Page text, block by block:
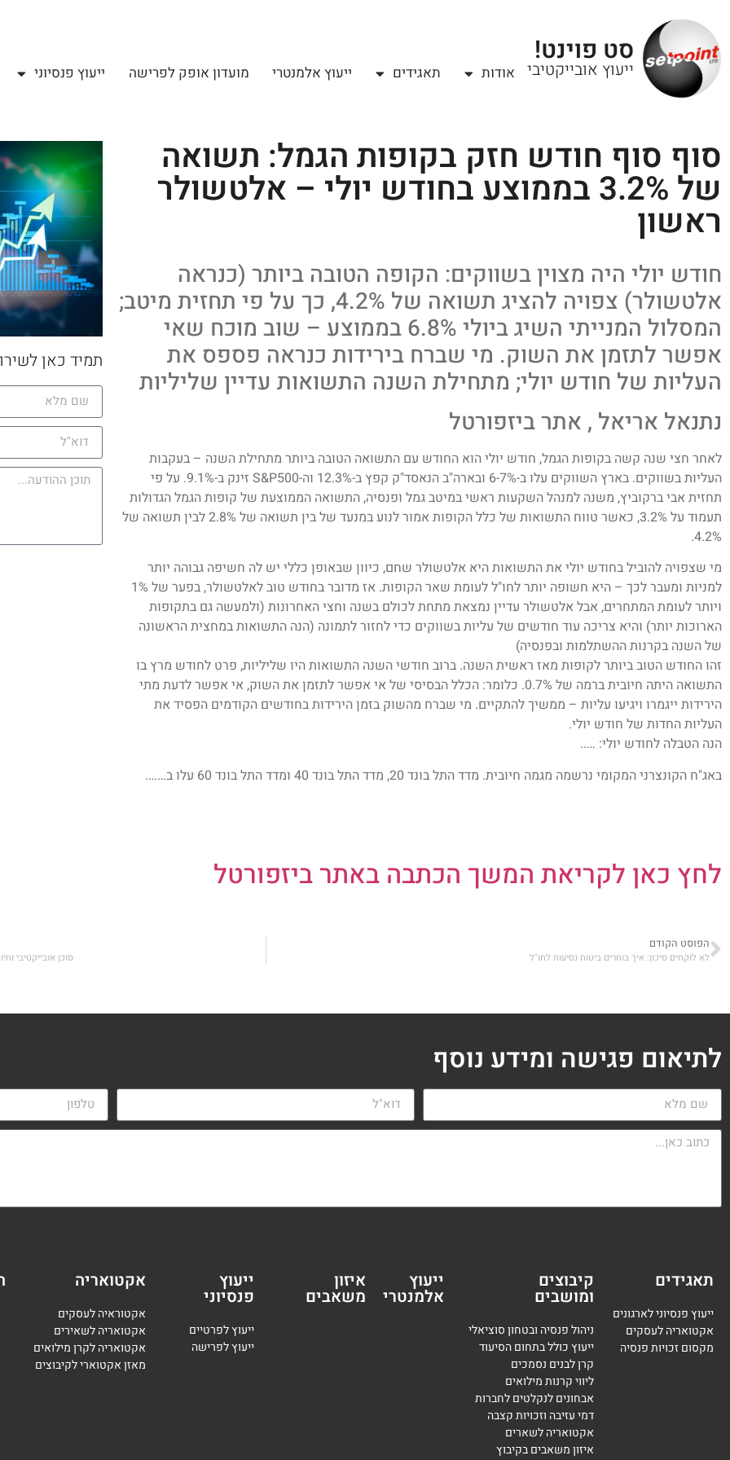
סט פוינט!
ייעוץ אובייקטיבי אודות תאגידים ייעוץ אלמנטרי מועדון אופק לפרישה ייעוץ פנסיוני
סוף סוף חודש חזק בקופות הגמל: תשואה
של 3.2% בממוצע בחודש יולי – אלטשולר
ראשון
חודש יולי היה מצוין בשווקים: הקופה הטובה ביותר (כנראה
אלטשולר) צפויה להציג תשואה של 4.2%, כך על פי תחזית מיטב;
המסלול המנייתי השיג ביולי 6.8% בממוצע – שוב מוכח שאי
אפשר לתזמן את השוק. מי שברח בירידות כנראה פספס את
העליות של חודש יולי; מתחילת השנה התשואות עדיין שליליות
נתנאל אריאל , אתר ביזפורטל
לאחר חצי שנה קשה בקופות הגמל, חודש יולי הוא החודש עם התשואה הטובה ביותר מתחילת השנה – בעקבות
העליות בשווקים. בארץ השווקים עלו ב-6-7% ובארה"ב הנאסד"ק קפץ ב-12.3% וה-S&P500 זינק ב-9.1%. על פי
תחזית אבי ברקוביץ, משנה למנהל השקעות ראשי במיטב גמל ופנסיה, התשואה הממוצעת של קופות הגמל הגדולות
תעמוד על 3.2%, כאשר טווח התשואות של כלל הקופות אמור לנוע במנעד של בין תשואה של 2.8% לבין תשואה של
4.2%.
מי שצפויה להוביל בחודש יולי את התשואות היא אלטשולר שחם, כיוון שבאופן כללי יש לה חשיפה גבוהה יותר
למניות ומעבר לכך – היא חשופה יותר לחו"ל לעומת שאר הקופות. אז מדובר בחודש טוב לאלטשולר, בפער של 1%
ויותר לעומת המתחרים, אבל אלטשולר עדיין נמצאת מתחת לכולם בשנה וחצי האחרונות (ולמעשה גם בתקופות
הארוכות יותר) והיא צריכה עוד חודשים של עליות בשווקים כדי לחזור לתמונה (הנה התשואות במחצית הראשונה
של השנה בקרנות ההשתלמות ובפנסיה)
זהו החודש הטוב ביותר לקופות מאז ראשית השנה. ברוב חודשי השנה התשואות היו שליליות, פרט לחודש מרץ בו
התשואה היתה חיובית ברמה של 0.7%. כלומר: הכלל הבסיסי של אי אפשר לתזמן את השוק, אי אפשר לדעת מתי
הירידות ייגמרו ויגיעו עליות – ממשיך להתקיים. מי שברח מהשוק בזמן הירידות בחודשים הקודמים הפסיד את
העליות החדות של חודש יולי.
הנה הטבלה לחודש יולי: …..
באג"ח הקונצרני המקומי נרשמה מגמה חיובית. מדד התל בונד 20, מדד התל בונד 40 ומדד התל בונד 60 עלו ב…….
לחץ כאן לקריאת המשך הכתבה באתר ביזפורטל
תמיד כאן
הפוסט הקודם
לא לוקחים סיכון: איך בוחרים ביטוח נסיעות לחו"ל סוכן אובייקטיבי
לתיאום פגישה ומידע נוסף
תאגידים
ייעוץ פנסיוני לארגונים
אקטואריה לעסקים
מקסום זכויות פנסיה
קיבוצים
ומושבים
ניהול פנסיה ובטחון סוציאלי
ייעוץ כולל בתחום הסיעוד
קרן לבנים נסמכים
ליווי קרנות מילואים
אבחונים לנקלטים לחברות
דמי עזיבה וזכויות קצבה
אקטואריה לשארים
איזון משאבים בקיבוץ
ייעוץ
אלמנטרי
איזון
משאבים
ייעוץ
פנסיוני
ייעוץ לפרטיים
ייעוץ לפרישה
אקטואריה
אקטוראיה לעסקים
אקטואריה לשאירים
אקטואריה לקרן מילואים
מאזן אקטוארי לקיבוצים